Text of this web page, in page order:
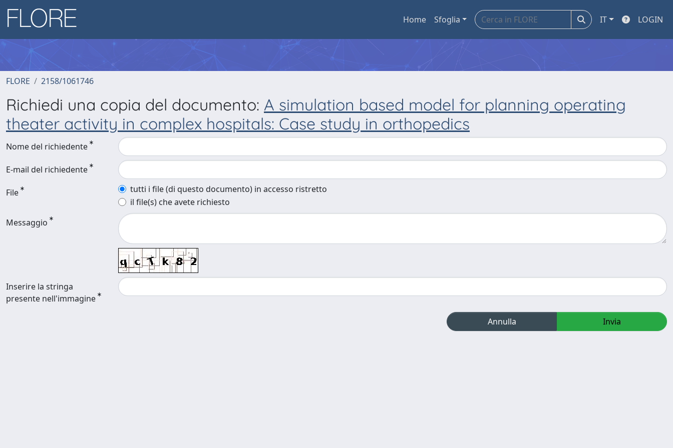
Home Sfoglia IT LOGIN
FLORE 2158/1061746
Richiedi una copia del documento: A simulation based model for planning operating
theater activity in complex hospitals: Case study in orthopedics
Nome del richiedente
E-mail del richiedente
File
tutti i file (di questo documento) in accesso ristretto
il file(s) che avete richiesto
Messaggio
Inserire la stringa
presente nell'immagine
Annulla Invia